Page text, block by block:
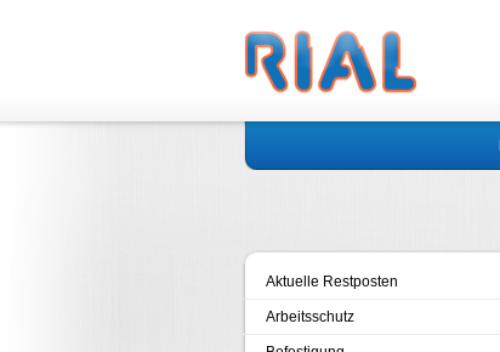
Aktuelle Restposten
Arbeitsschutz